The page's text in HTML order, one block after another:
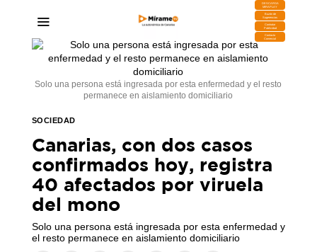
DESCARGA
MIRAPLAY
Buzón de
Sugerencias
Contratar
Publicidad
Contacto
Comercial
Solo una persona está ingresada por esta enfermedad y el resto
permanece en aislamiento domiciliario
SOCIEDAD
Canarias, con dos casos
confirmados hoy, registra
40 afectados por viruela
del mono
Solo una persona está ingresada por esta enfermedad y
el resto permanece en aislamiento domiciliario